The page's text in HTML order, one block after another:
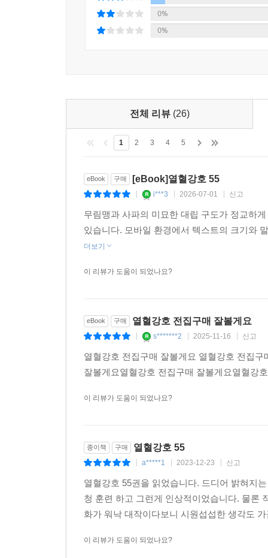
0%
0%
전체 리뷰 (26)
1 2 3 4 5
eBook 구매 [eBook]열혈강호 55
i***3 2026-07-01 신고
무림맹과 사파의 미묘한 대립 구도가 정교하
있습니다. 모바일 환경에서 텍스트의 크기와
더보기
이 리뷰가 도움이 되었나요?
eBook 구매 열혈강호 전집구매 잘볼게요
s*******2 2025-11-16 신고
열혈강호 전집구매 잘볼게요 열혈강호 전집
잘볼게요열혈강호 전집구매 잘볼게요열혈강
이 리뷰가 도움이 되었나요?
종이책 구매 열혈강호 55
a*****1 2023-12-23 신고
열혈강호 55권을 읽었습니다. 드디어 밝혀지
청 훈련 하고 그런게 인상적이었습니다. 물론
화가 워낙 대작이다보니 시원섭섭한 생각도
이 리뷰가 도움이 되었나요?